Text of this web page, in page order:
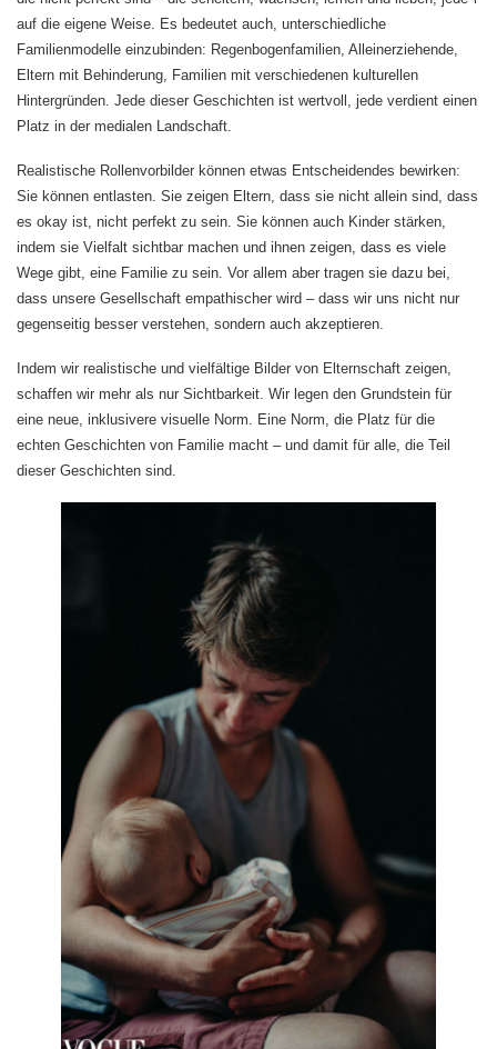
auf die eigene Weise. Es bedeutet auch, unterschiedliche
Familienmodelle einzubinden: Regenbogenfamilien, Alleinerziehende,
Eltern mit Behinderung, Familien mit verschiedenen kulturellen
Hintergründen. Jede dieser Geschichten ist wertvoll, jede verdient einen
Platz in der medialen Landschaft.
Realistische Rollenvorbilder können etwas Entscheidendes bewirken:
Sie können entlasten. Sie zeigen Eltern, dass sie nicht allein sind, dass
es okay ist, nicht perfekt zu sein. Sie können auch Kinder stärken,
indem sie Vielfalt sichtbar machen und ihnen zeigen, dass es viele
Wege gibt, eine Familie zu sein. Vor allem aber tragen sie dazu bei,
dass unsere Gesellschaft empathischer wird – dass wir uns nicht nur
gegenseitig besser verstehen, sondern auch akzeptieren.
Indem wir realistische und vielfältige Bilder von Elternschaft zeigen,
schaffen wir mehr als nur Sichtbarkeit. Wir legen den Grundstein für
eine neue, inklusivere visuelle Norm. Eine Norm, die Platz für die
echten Geschichten von Familie macht – und damit für alle, die Teil
dieser Geschichten sind.